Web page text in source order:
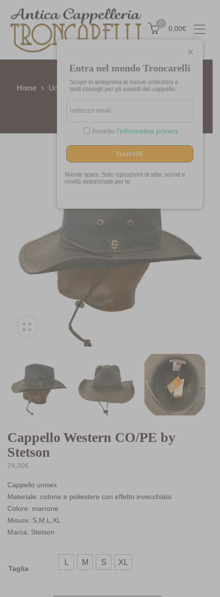
Entra nel mondo Troncarelli
Scopri in anteprima le nuove collezioni e
tanti consigli per gli amanti del cappello.
Accetto l'informativa privacy
Iscriviti
Niente spam. Solo ispirazioni di stile, sconti e
novità selezionate per te.
0
0,00€
Home Uomo/Donna Modello western Cappello
Cappello Western CO/PE by
Stetson
79,00€
Cappello unisex
Materiale: cotone e poliestere con effetto invecchiato
Colore: marrone
Misure: S,M,L,XL
Marca: Stetson
Taglia
M S XL